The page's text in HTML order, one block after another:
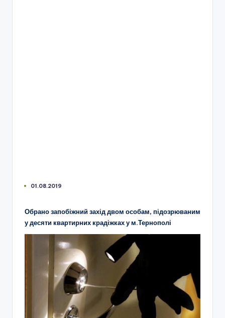
01.08.2019
Обрано запобіжний захід двом особам, підозрюваним
у десяти квартирних крадіжках у м.Тернополі